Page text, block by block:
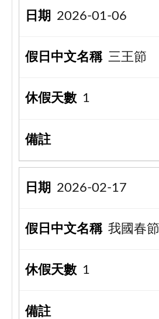
2026-01-06
三王節
1
2026-02-17
我國春節
1